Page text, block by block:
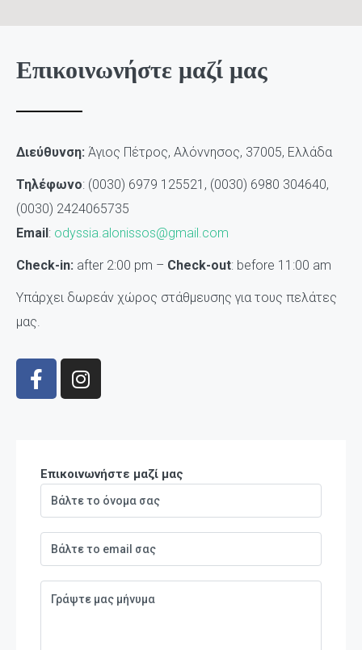
Επικοινωνήστε μαζί μας
Διεύθυνση: Άγιος Πέτρος, Αλόννησος, 37005, Ελλάδα
Τηλέφωνο: (0030) 6979 125521, (0030) 6980 304640,
(0030) 2424065735
Email: odyssia.alonissos@gmail.com
Check-in: after 2:00 pm – Check-out: before 11:00 am
Υπάρχει δωρεάν χώρος στάθμευσης για τους πελάτες
μας.
Επικοινωνήστε μαζί μας